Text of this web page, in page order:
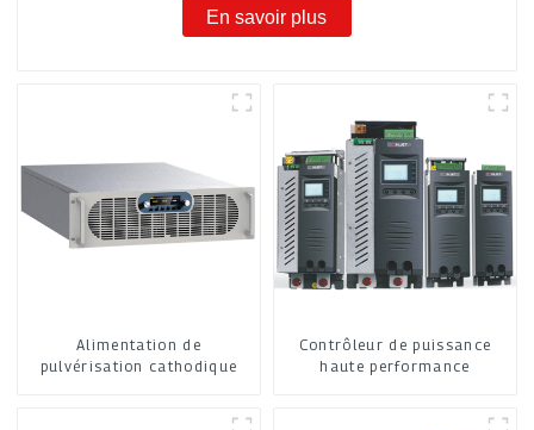
En savoir plus
Alimentation de
pulvérisation cathodique
Contrôleur de puissance
haute performance